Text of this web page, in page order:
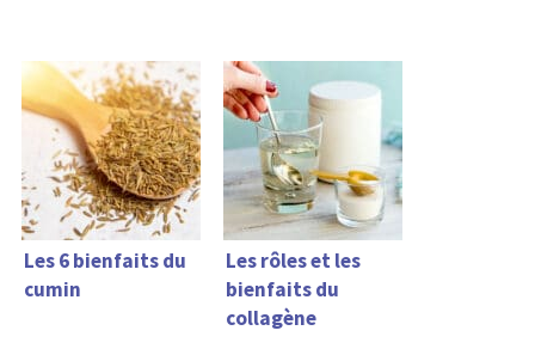
Les 6 bienfaits du
cumin
Les rôles et les
bienfaits du
collagène